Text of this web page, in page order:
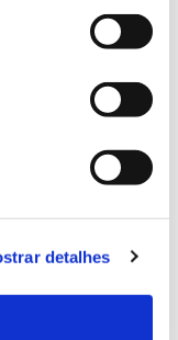
detalhes
estimada
de mais de
que se inicia
grandes flores